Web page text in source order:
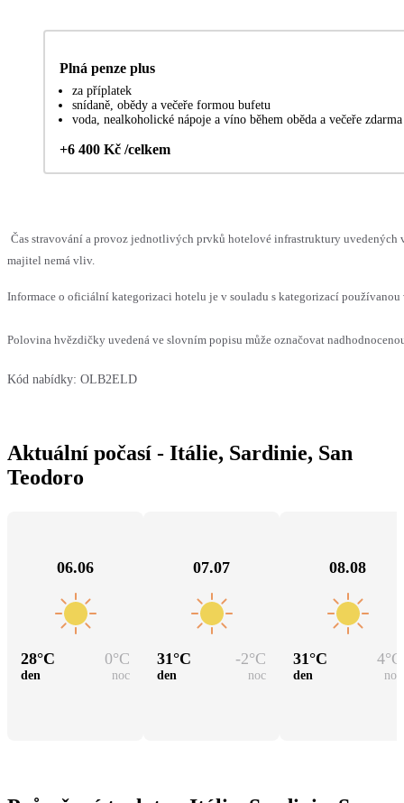
Plná penze plus
za příplatek
snídaně, obědy a večeře formou bufetu
voda, nealkoholické nápoje a víno během oběda a večeře zdarma
+6 400 Kč /celkem
Čas stravování a provoz jednotlivých prvků hotelové infrastruktury uvedených
majitel nemá vliv.
Informace o oficiální kategorizaci hotelu je v souladu s kategorizací
Polovina hvězdičky uvedená ve slovním popisu může označovat
Kód nabídky: OLB2ELD
Aktuální počasí - Itálie, Sardinie, San
Teodoro
06.06
28°C 0°C
den noc
07.07
31°C -2°C
den noc
08.08
31°C 4°C
den noc